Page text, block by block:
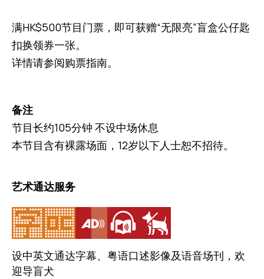
满HK$500节目门票，即可获赠“无限亮”盲盒公仔匙
扣换领券一张。
详情请参阅购票指南。
备注
节目长约105分钟 不设中场休息
本节目含有裸露场面，12岁以下人士恕不招待。
艺术通达服务
设中英文通达字幕、粤语口述影像及语音场刊，欢
迎导盲犬